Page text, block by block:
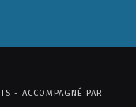
- ACCOMPAGNÉ PAR